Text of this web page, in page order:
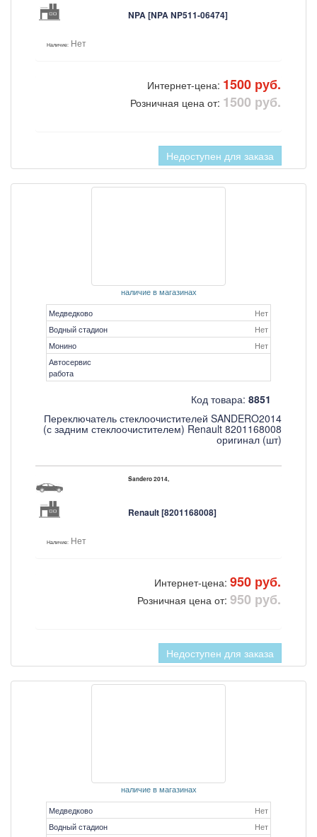
NPA [NPA NP511-06474]
Наличие: Нет
Интернет-цена: 1500 руб.
Розничная цена от: 1500 руб.
Недоступен для заказа
наличие в магазинах
Медведково
Нет
Водный стадион
Нет
Монино
Нет
Автосервис
работа
Код товара: 8851
Переключатель стеклоочистителей SANDERO2014
(с задним стеклоочистителем) Renault 8201168008
оригинал (шт)
Sandero 2014,
Renault [8201168008]
Наличие: Нет
Интернет-цена: 950 руб.
Розничная цена от: 950 руб.
Недоступен для заказа
наличие в магазинах
Медведково
Нет
Водный стадион
Нет